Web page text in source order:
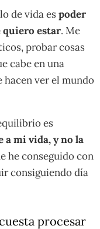
de vida espoder
estar. Me
probar cosas
cabe en una
hacen ver el mundo
es
a mi vida, y no la
he conseguido con
consiguiendo día
procesar